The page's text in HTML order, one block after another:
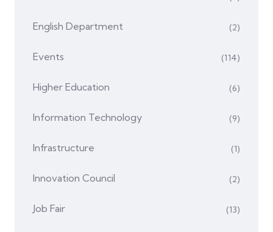
English Department (2)
Events (114)
Higher Education (6)
Information Technology (9)
Infrastructure (1)
Innovation Council (2)
Job Fair (13)